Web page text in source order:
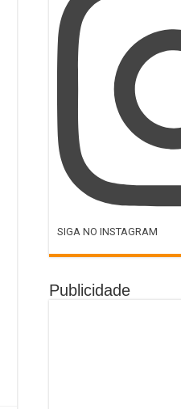
SIGA NO INSTAGRAM
Publicidade